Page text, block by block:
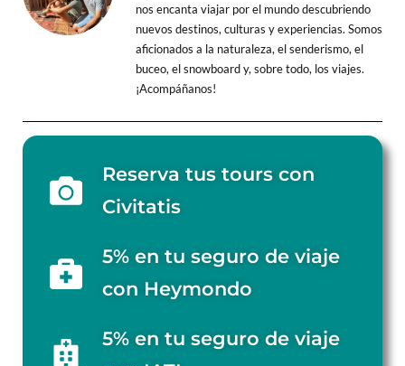
nos encanta viajar por el mundo descubriendo
nuevos destinos, culturas y experiencias. Somos
aficionados a la naturaleza, el senderismo, el
buceo, el snowboard y, sobre todo, los viajes.
¡Acompáñanos!
Reserva tus tours con
Civitatis
5% en tu seguro de viaje
con Heymondo
5% en tu seguro de viaje